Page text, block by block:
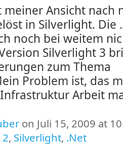
Ansicht nach
in Silverlight. Die
noch bei weitem
Silverlight 3
zum Thema
Problem ist, das
Arbeit
on Juli 15, 2009 at
, Silverlight, .Net